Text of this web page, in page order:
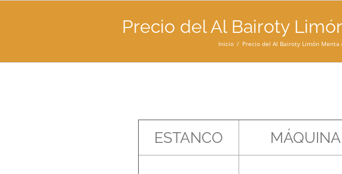
Precio del Al Bairoty
Inicio Precio del Al Bairoty Limón Menta
ESTANCO